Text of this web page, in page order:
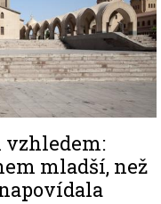
vzhledem:
mladší, než